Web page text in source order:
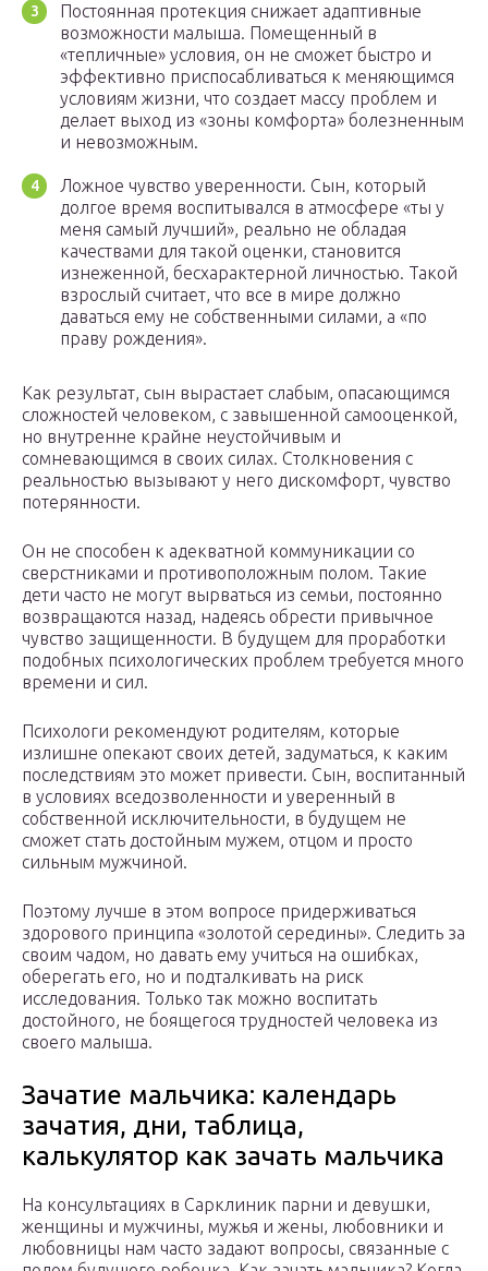
Постоянная протекция снижает адаптивные
возможности малыша. Помещенный в
«тепличные» условия, он не сможет быстро и
эффективно приспосабливаться к меняющимся
условиям жизни, что создает массу проблем и
делает выход из «зоны комфорта» болезненным
и невозможным.
Ложное чувство уверенности. Сын, который
долгое время воспитывался в атмосфере «ты у
меня самый лучший», реально не обладая
качествами для такой оценки, становится
изнеженной, бесхарактерной личностью. Такой
взрослый считает, что все в мире должно
даваться ему не собственными силами, а «по
праву рождения».
Как результат, сын вырастает слабым, опасающимся
сложностей человеком, с завышенной самооценкой,
но внутренне крайне неустойчивым и
сомневающимся в своих силах. Столкновения с
реальностью вызывают у него дискомфорт, чувство
потерянности.
Он не способен к адекватной коммуникации со
сверстниками и противоположным полом. Такие
дети часто не могут вырваться из семьи, постоянно
возвращаются назад, надеясь обрести привычное
чувство защищенности. В будущем для проработки
подобных психологических проблем требуется много
времени и сил.
Психологи рекомендуют родителям, которые
излишне опекают своих детей, задуматься, к каким
последствиям это может привести. Сын, воспитанный
в условиях вседозволенности и уверенный в
собственной исключительности, в будущем не
сможет стать достойным мужем, отцом и просто
сильным мужчиной.
Поэтому лучше в этом вопросе придерживаться
здорового принципа «золотой середины». Следить за
своим чадом, но давать ему учиться на ошибках,
оберегать его, но и подталкивать на риск
исследования. Только так можно воспитать
достойного, не боящегося трудностей человека из
своего малыша.
Зачатие мальчика: календарь
зачатия, дни, таблица,
калькулятор как зачать мальчика
На консультациях в Сарклиник парни и девушки,
женщины и мужчины, мужья и жены, любовники и
любовницы нам часто задают вопросы, связанные с